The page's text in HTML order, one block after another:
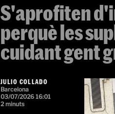
S'aprofiten
perquè les
cuidant gent
JULIO COLLADO
Barcelona
03/07/2026 16:01
2 minuts